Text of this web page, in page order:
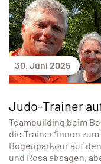
30. Juni 2025
Judo-Trainer
Teambuilding beim
die Trainer*innen
Bogenparkour auf
und Rosa absagen,